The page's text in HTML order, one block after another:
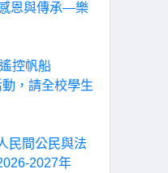
恩與傳承—樂
控帆船
，請全校學生
民間公民與法
2027年